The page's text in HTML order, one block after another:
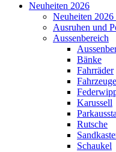
Neuheiten 2026
Neuheiten 2026
Ausruhen und
Aussenbereich
Bänke
Fahrräder
Fahrzeuge
Karussell
Rutsche
Schaukel